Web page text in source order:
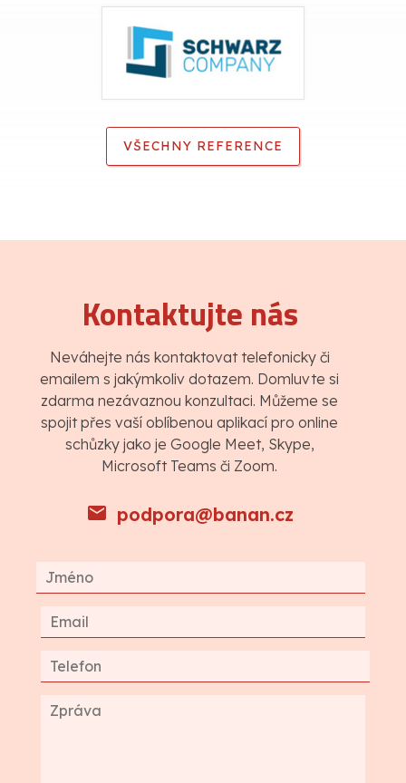
VŠECHNY REFERENCE
Kontaktujte nás
Neváhejte nás kontaktovat telefonicky či
emailem s jakýmkoliv dotazem. Domluvte si
zdarma nezávaznou konzultaci. Můžeme se
spojit přes vaší oblíbenou aplikací pro online
schůzky jako je Google Meet, Skype,
Microsoft Teams či Zoom.
podpora@banan.cz